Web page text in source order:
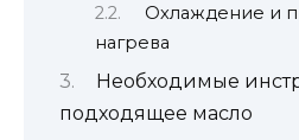
Охлаждение и
нагрева
Необходимые
подходящее масло